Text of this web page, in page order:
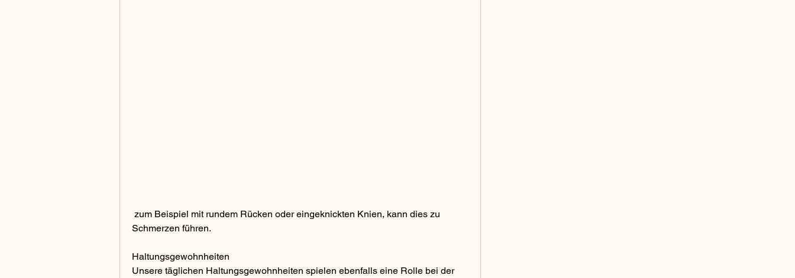
Schmerzen führen.
Haltungsgewohnheiten
Unsere täglichen Haltungsgewohnheiten spielen ebenfalls eine Rolle bei der